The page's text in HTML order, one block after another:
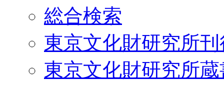
総合検索
東京文化財研究所
東京文化財研究所